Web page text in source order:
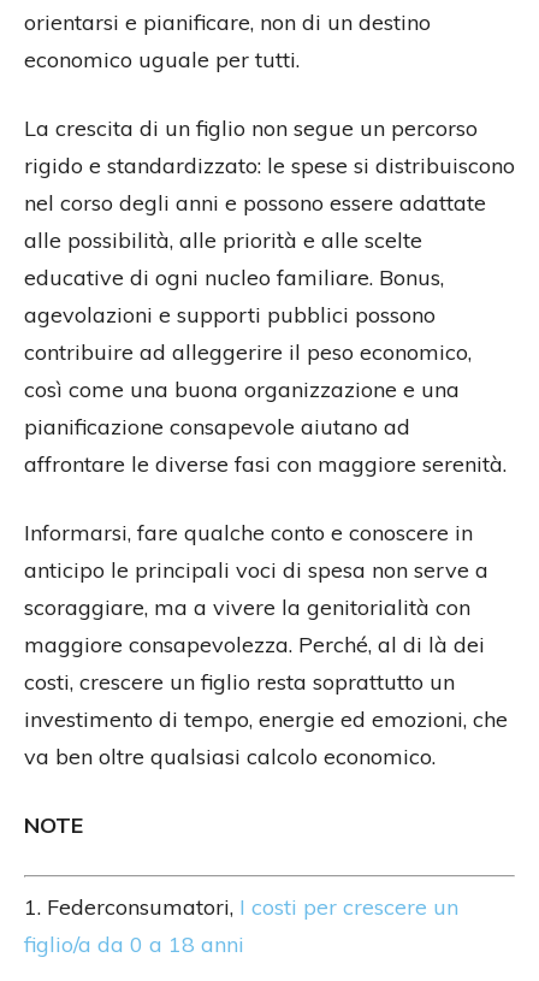
orientarsi e pianificare, non di un destino
economico uguale per tutti.
La crescita di un figlio non segue un percorso
rigido e standardizzato: le spese si distribuiscono
nel corso degli anni e possono essere adattate
alle possibilità, alle priorità e alle scelte
educative di ogni nucleo familiare. Bonus,
agevolazioni e supporti pubblici possono
contribuire ad alleggerire il peso economico,
così come una buona organizzazione e una
pianificazione consapevole aiutano ad
affrontare le diverse fasi con maggiore serenità.
Informarsi, fare qualche conto e conoscere in
anticipo le principali voci di spesa non serve a
scoraggiare, ma a vivere la genitorialità con
maggiore consapevolezza. Perché, al di là dei
costi, crescere un figlio resta soprattutto un
investimento di tempo, energie ed emozioni, che
va ben oltre qualsiasi calcolo economico.
NOTE
1. Federconsumatori, I costi per crescere un
figlio/a da 0 a 18 anni